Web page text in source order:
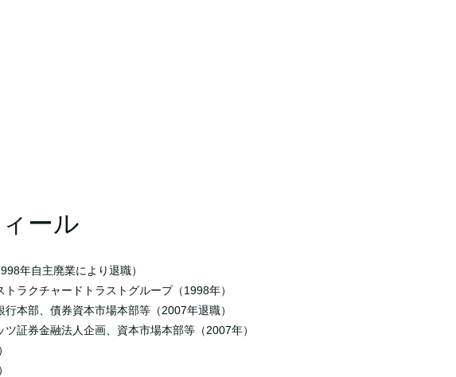
ール
年自主廃業により退職）
ラクチャードトラストグループ（1998年）
本部、債券資本市場本部等（2007年退職）
証券金融法人企画、資本市場本部等（2007年）